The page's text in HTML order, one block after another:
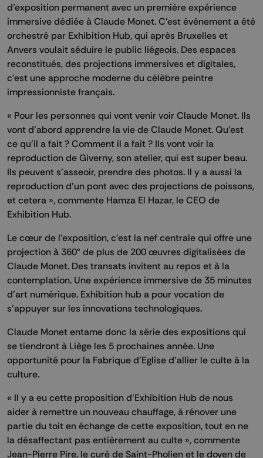
d’exposition permanent avec un première expérience
immersive dédiée à Claude Monet. C’est événement a été
orchestré par Exhibition Hub, qui après Bruxelles et
Anvers voulait séduire le public liégeois. Des espaces
reconstitués, des projections immersives et digitales,
c’est une approche moderne du célèbre peintre
impressionniste français.
« Pour les personnes qui vont venir voir Claude Monet. Ils
vont d'abord apprendre la vie de Claude Monet. Qu'est
ce qu'il a fait ? Comment il a fait ? Ils vont voir la
reproduction de Giverny, son atelier, qui est super beau.
Ils peuvent s'asseoir, prendre des photos. Il y a aussi la
reproduction d'un pont avec des projections de poissons,
et cetera », commente Hamza El Hazar, le CEO de
Exhibition Hub.
Le cœur de l’exposition, c’est la nef centrale qui offre une
projection à 360° de plus de 200 œuvres digitalisées de
Claude Monet. Des transats invitent au repos et à la
contemplation. Une expérience immersive de 35 minutes
d’art numérique. Exhibition hub a pour vocation de
s’appuyer sur les innovations technologiques.
Claude Monet entame donc la série des expositions qui
se tiendront à Liège les 5 prochaines année. Une
opportunité pour la Fabrique d’Eglise d’allier le culte à la
culture.
« Il y a eu cette proposition d'Exhibition Hub de nous
aider à remettre un nouveau chauffage, à rénover une
partie du toit en échange de cette exposition, tout en ne
la désaffectant pas entièrement au culte », commente
Jean-Pierre Pire, le curé de Saint-Pholien et le doyen de